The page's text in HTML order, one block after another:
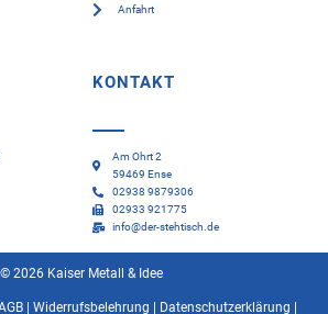
Anfahrt
KONTAKT
Am Ohrt 2
59469 Ense
02938 9879306
02933 921775
info@der-stehtisch.de
© 2026 Kaiser Metall & Idee
| Widerrufsbelehrung Datenschutzerklärung